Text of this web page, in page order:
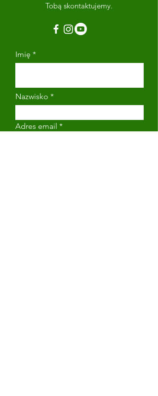
Tobą skontaktujemy.
Imię
Nazwisko
Adres email